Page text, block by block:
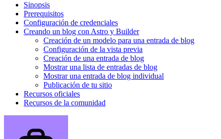
Sinopsis
Prerequisitos
Configuración de credenciales
Creando un blog con Astro y Builder
Creación de un modelo para una entrada de blog
Configuración de la vista previa
Creación de una entrada de blog
Mostrar una lista de entradas de blog
Mostrar una entrada de blog individual
Publicación de tu sitio
Recursos oficiales
Recursos de la comunidad